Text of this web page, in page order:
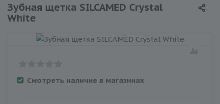
Зубная щетка SILCAMED Crystal
White
Смотреть наличие в магазинах